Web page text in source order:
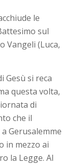
le
sul
Vangeli (Luca,
Gesù si reca
questa volta,
di
che il
Gerusalemme
in mezzo ai
la Legge. Al